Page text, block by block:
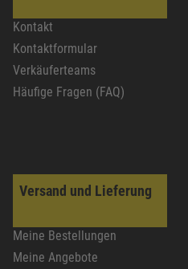
Kontakt
Kontaktformular
Verkäuferteams
Häufige Fragen (FAQ)
Versand und Lieferung
Meine Bestellungen
Meine Angebote